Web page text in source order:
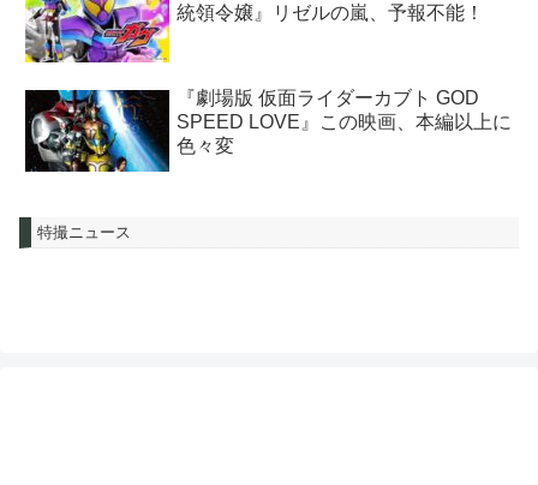
統領令嬢』リゼルの嵐、予報不能！
『劇場版 仮面ライダーカブト GOD
SPEED LOVE』この映画、本編以上に
色々変
特撮ニュース